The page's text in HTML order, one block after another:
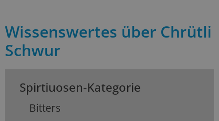
Wissenswertes über Chrütli
Schwur
Spirtiuosen-Kategorie
Bitters